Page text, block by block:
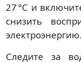
27 °C и
снизить
электроэнергию.
Следите за